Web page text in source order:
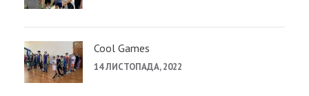
Cool Games
14 ЛИСТОПАДА, 2022